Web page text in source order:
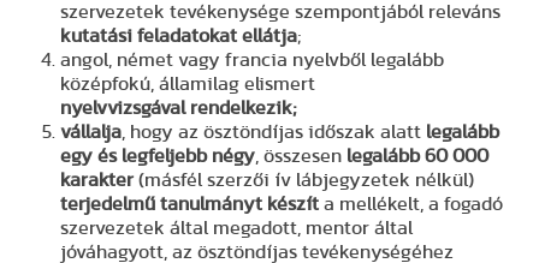
szervezetek tevékenysége szempontjából releváns
kutatási feladatokat ellátja;
angol, német vagy francia nyelvből legalább
középfokú, államilag elismert
nyelvvizsgával rendelkezik;
vállalja , hogy az ösztöndíjas időszak alatt legalább
egy és legfeljebb négy , összesen legalább 60 000
karakter(másfél szerzői ív lábjegyzetek nélkül)
terjedelmű tanulmányt készít a mellékelt, a fogadó
szervezetek által megadott, mentor által
jóváhagyott, az ösztöndíjas tevékenységéhez